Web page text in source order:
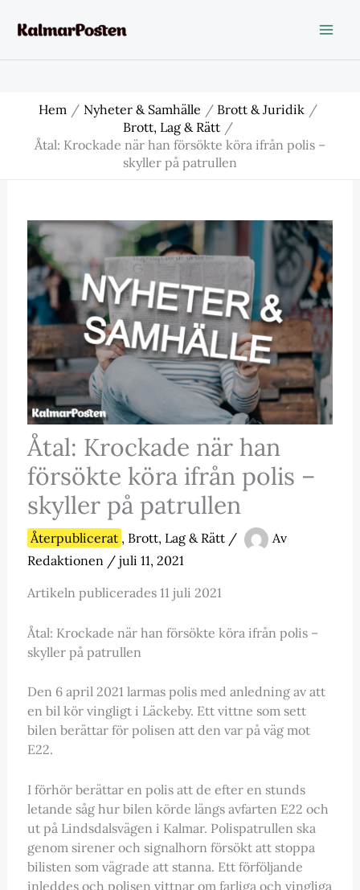
Hem Nyheter & Samhälle
Brott & Juridik
Brott, Lag & Rätt
Åtal: Krockade när han försökte köra ifrån polis –
skyller på patrullen
Åtal: Krockade när han
försökte köra ifrån polis –
skyller på patrullen
Återpublicerat , Brott, Lag & Rätt/
Av
Redaktionen / juli 11, 2021
Artikeln publicerades 11 juli 2021
Åtal: Krockade när han försökte köra ifrån polis –
skyller på patrullen
Den 6 april 2021 larmas polis med anledning av att
en bil kör vingligt i Läckeby. Ett vittne som sett
bilen berättar för polisen att den var på väg mot
E22.
I förhör berättar en polis att de efter en stunds
letande såg hur bilen körde längs avfarten E22 och
ut på Lindsdalsvägen i Kalmar. Polispatrullen ska
genom sirener och signalhorn försökt att stoppa
bilisten som vägrade att stanna. Ett förföljande
inleddes och polisen vittnar om farliga och vingliga